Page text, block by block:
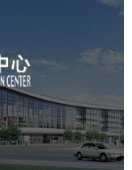
网站设计